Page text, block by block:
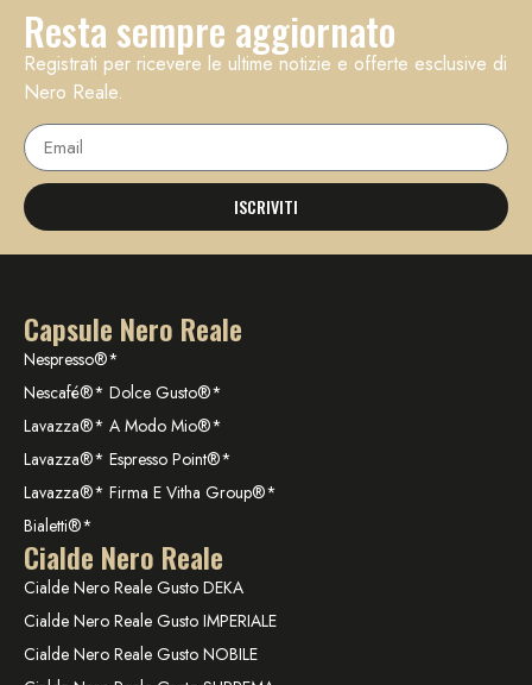
Resta sempre aggiornato
Registrati per ricevere le ultime notizie e offerte esclusive di
Nero Reale.
ISCRIVITI
Capsule Nero Reale
Nespresso®*
Nescafé®* Dolce Gusto®*
Lavazza®* A Modo Mio®*
Lavazza®* Espresso Point®*
Lavazza®* Firma E Vitha Group®*
Bialetti®*
Cialde Nero Reale
Cialde Nero Reale Gusto DEKA
Cialde Nero Reale Gusto IMPERIALE
Cialde Nero Reale Gusto NOBILE